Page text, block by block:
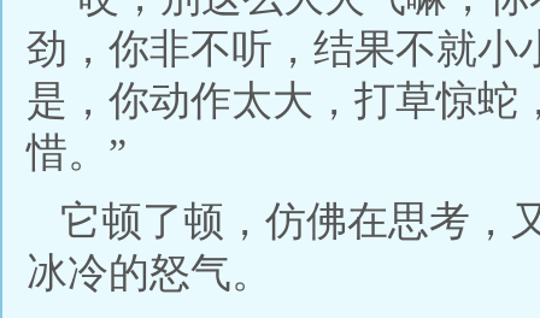
劲，你非不听，结果不就小
是，你动作太大，打草惊
惜。”
它顿了顿，仿佛在思考，
冰冷的怒气。